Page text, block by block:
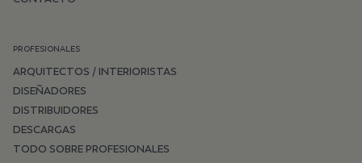
PROFESIONALES
ARQUITECTOS / INTERIORISTAS
DISEÑADORES
DISTRIBUIDORES
DESCARGAS
TODO SOBRE PROFESIONALES